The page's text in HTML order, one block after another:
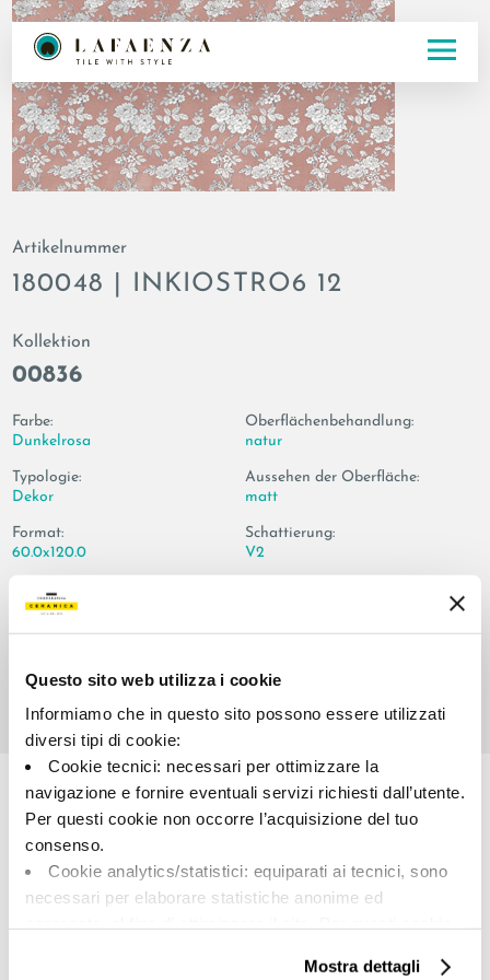
Questo sito web utilizza i cookie
Informiamo che in questo sito possono essere utilizzati
diversi tipi di cookie:
Cookie tecnici: necessari per ottimizzare la
navigazione e fornire eventuali servizi richiesti dall’utente.
Per questi cookie non occorre l’acquisizione del tuo
consenso.
Cookie analytics/statistici: equiparati ai tecnici, sono
necessari per elaborare statistiche anonime ed
Cookie di profilazione/marketing: sono utilizzati, solo
Mostra dettagli
Artikelnummer
180048 | INKIOSTRO6 12
Kollektion
00836
Farbe:
Dunkelrosa
Typologie:
Dekor
Format:
60.0x120.0
Oberflächenbehandlung:
natur
Aussehen der Oberfläche:
matt
Schattierung:
V2
Share: